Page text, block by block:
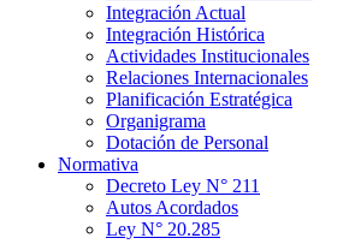
Integración Actual
Integración Histórica
Actividades Institucionales
Relaciones Internacionales
Planificación Estratégica
Organigrama
Dotación de Personal
Normativa
Decreto Ley N° 211
Autos Acordados
Ley N° 20.285